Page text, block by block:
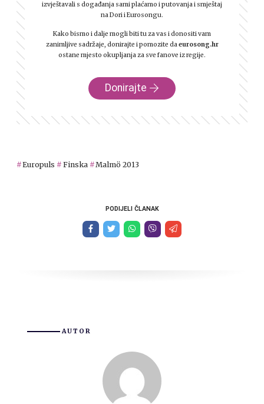
izvještavali s događanja sami plaćamo i putovanja i smještaj
na Dori i Eurosongu.
Kako bismo i dalje mogli biti tu za vas i donositi vam
zanimljive sadržaje, donirajte i pomozite da eurosong.hr
ostane mjesto okupljanja za sve fanove iz regije.
Donirajte
Europuls Finska Malmö 2013
PODIJELI ČLANAK
AUTOR